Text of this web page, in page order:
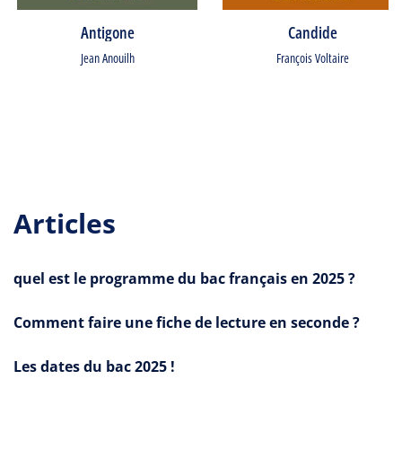
Antigone
Jean Anouilh
Candide
François Voltaire
Articles
quel est le programme du bac français en 2025 ?
Comment faire une fiche de lecture en seconde ?
Les dates du bac 2025 !